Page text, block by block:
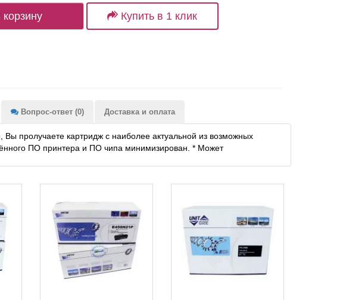
корзину Купить в 1 клик
Вопрос-ответ (0) Доставка и оплата
пролучаете картридж с наиболее актуальной из возможных
ПО принтера и ПО чипа минимизирован. * Может